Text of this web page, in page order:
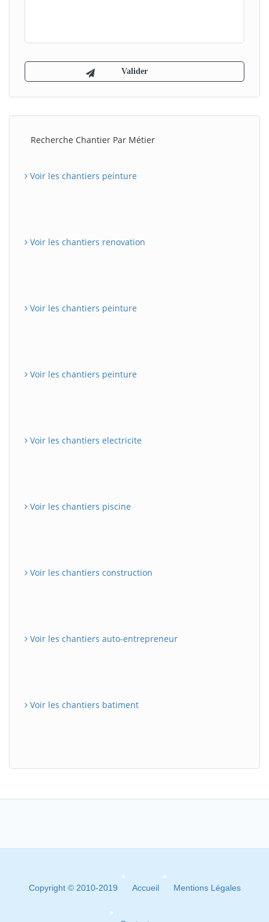
Recherche Chantier Par Métier
Voir les chantiers peinture
Voir les chantiers renovation
Voir les chantiers peinture
Voir les chantiers peinture
Voir les chantiers electricite
Voir les chantiers piscine
Voir les chantiers construction
Voir les chantiers auto-entrepreneur
Voir les chantiers batiment
Copyright © 2010-2019 Accueil Mentions Légales